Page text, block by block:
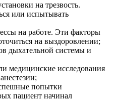
на трезвость.
или испытывать
на работе. Эти факторы
на выздоровлении;
дыхательной системы и
медицинские исследования
попытки
пациент начинал